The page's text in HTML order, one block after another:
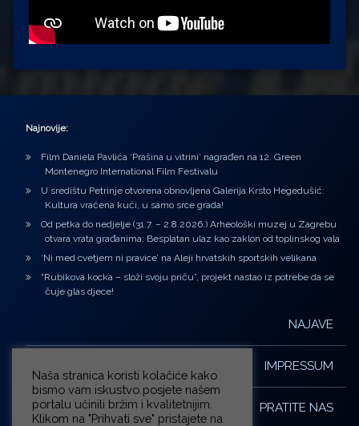
Najnovije:
Film Daniela Pavlića ‘Prašina u vitrini’ nagrađen na 12. Green
Montenegro International Film Festivalu
U središtu Petrinje otvorena obnovljena Galerija Krsto Hegedušić:
Kultura vraćena kući, u samo srce grada!
Od petka do nedjelje (31.7. – 2.8.2026.) Arheološki muzej u Zagrebu
otvara vrata građanima: Besplatan ulaz kao zaklon od toplinskog vala
‘Ni med cvetjem ni pravice’ na Aleji hrvatskih sportskih velikana
“Rubikova kocka – složi svoju priču”, projekt nastao iz potrebe da se
čuje glas djece!
NAJAVE
IMPRESSUM
PRATITE NAS
Naša stranica koristi kolačiće kako
bismo vam iskustvo posjete našem
portalu učinili bržim i kvalitetnijim.
Klikom na "Prihvati sve" pristajete na